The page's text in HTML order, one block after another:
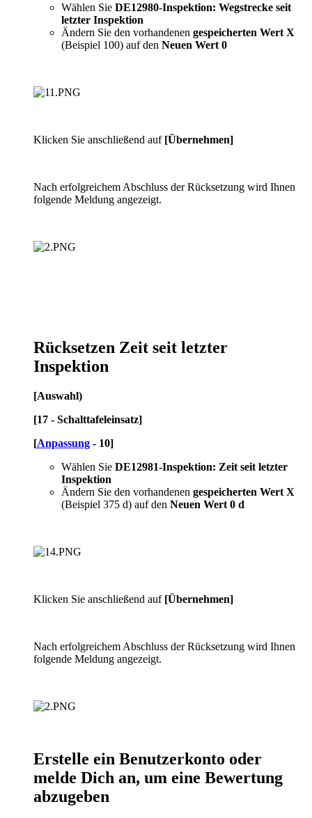
Wählen Sie DE12980-Inspektion: Wegstrecke seit
letzter Inspektion
Ändern Sie den vorhandenen gespeicherten Wert X
(Beispiel 100) auf den Neuen Wert 0
Klicken Sie anschließend auf [Übernehmen]
Nach erfolgreichem Abschluss der Rücksetzung wird Ihnen
folgende Meldung angezeigt.
Rücksetzen Zeit seit letzter
Inspektion
[Auswahl)
[17 - Schalttafeleinsatz]
[Anpassung - 10]
Wählen Sie DE12981-Inspektion: Zeit seit letzter
Inspektion
Ändern Sie den vorhandenen gespeicherten Wert X
(Beispiel 375 d) auf den Neuen Wert 0 d
Klicken Sie anschließend auf [Übernehmen]
Nach erfolgreichem Abschluss der Rücksetzung wird Ihnen
folgende Meldung angezeigt.
Erstelle ein Benutzerkonto oder
melde Dich an, um eine Bewertung
abzugeben